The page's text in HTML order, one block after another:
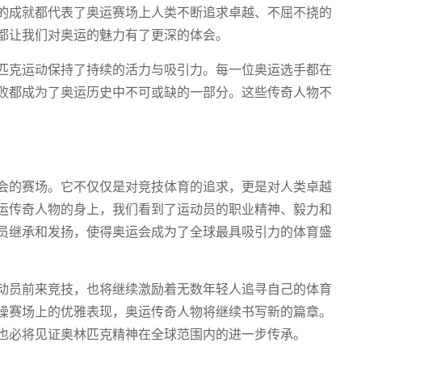
就都代表了奥运赛场上人类不断追求卓越、不屈不挠的
我们对奥运的魅力有了更深的体会。
运动保持了持续的活力与吸引力。每一位奥运选手都在
成为了奥运历史中不可或缺的一部分。这些传奇人物不
赛场。它不仅仅是对竞技体育的追求，更是对人类卓越
奇人物的身上，我们看到了运动员的职业精神、毅力和
承和发扬，使得奥运会成为了全球最具吸引力的体育盛
前来竞技，也将继续激励着无数年轻人追寻自己的体育
场上的优雅表现，奥运传奇人物将继续书写新的篇章。
将见证奥林匹克精神在全球范围内的进一步传承。